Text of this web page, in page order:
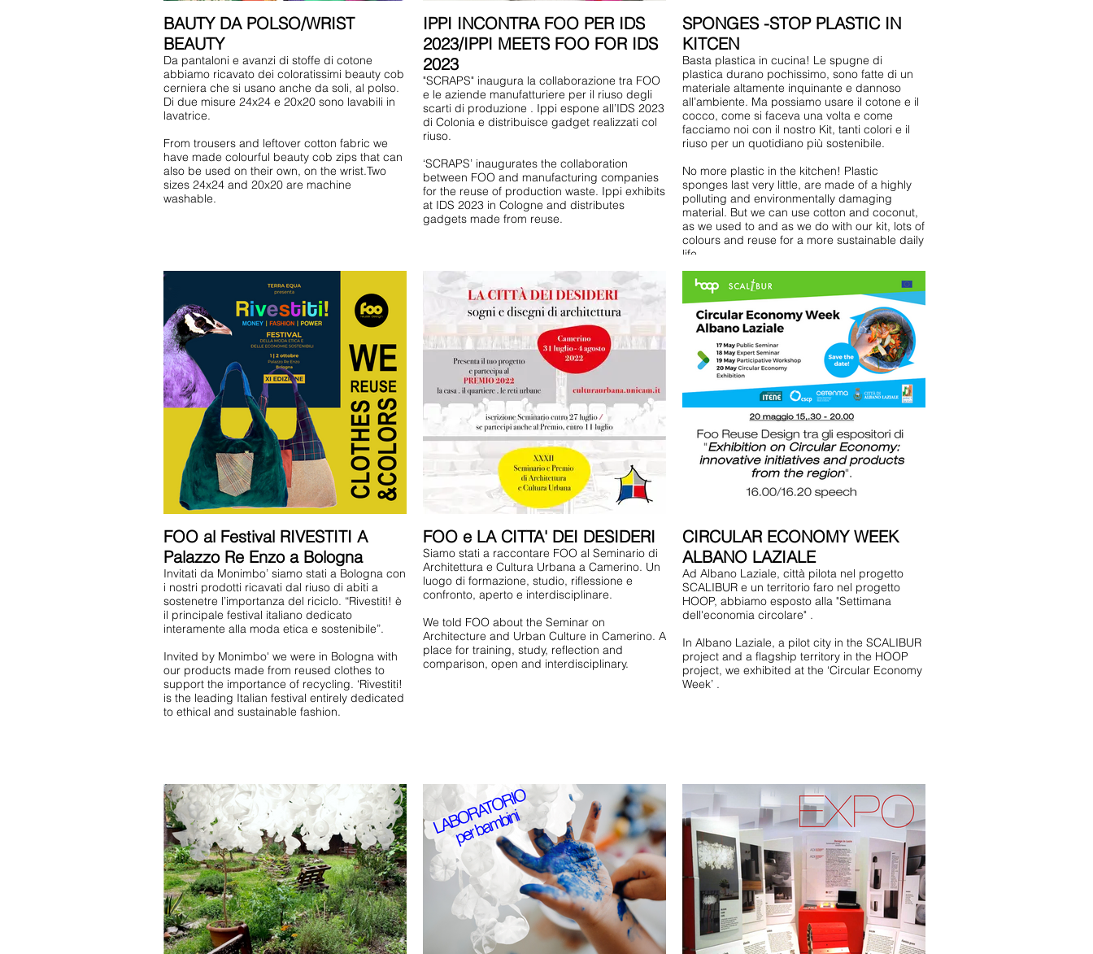
BAUTY DA POLSO/WRIST
BEAUTY
Da pantaloni e avanzi di stoffe di cotone
abbiamo ricavato dei coloratissimi beauty cob
cerniera che si usano anche da soli, al polso.
Di due misure 24x24 e 20x20 sono lavabili in
lavatrice.
From trousers and leftover cotton fabric we
have made colourful beauty cob zips that can
also be used on their own, on the wrist.Two
sizes 24x24 and 20x20 are machine
washable.
IPPI INCONTRA FOO PER IDS
2023/IPPI MEETS FOO FOR IDS
2023
"SCRAPS" inaugura la collaborazione tra FOO
e le aziende manufatturiere per il riuso degli
scarti di produzione . Ippi espone all’IDS 2023
di Colonia e distribuisce gadget realizzati col
riuso.
‘SCRAPS’ inaugurates the collaboration
between FOO and manufacturing companies
for the reuse of production waste. Ippi exhibits
at IDS 2023 in Cologne and distributes
gadgets made from reuse.
SPONGES -STOP PLASTIC IN
KITCEN
Basta plastica in cucina! Le spugne di
plastica durano pochissimo, sono fatte di un
materiale altamente inquinante e dannoso
all’ambiente. Ma possiamo usare il cotone e il
cocco, come si faceva una volta e come
facciamo noi con il nostro Kit, tanti colori e il
riuso per un quotidiano più sostenibile.
No more plastic in the kitchen! Plastic
sponges last very little, are made of a highly
polluting and environmentally damaging
material. But we can use cotton and coconut,
as we used to and as we do with our kit, lots of
colours and reuse for a more sustainable daily
life.
FOO al Festival RIVESTITI A
Palazzo Re Enzo a Bologna
Invitati da Monimbo’ siamo stati a Bologna con
i nostri prodotti ricavati dal riuso di abiti a
sostenetre l’importanza del riciclo. “Rivestiti! è
il principale festival italiano dedicato
interamente alla moda etica e sostenibile”.
Invited by Monimbo' we were in Bologna with
our products made from reused clothes to
support the importance of recycling. ‘Rivestiti!
is the leading Italian festival entirely dedicated
to ethical and sustainable fashion.
FOO e LA CITTA' DEI DESIDERI
Siamo stati a raccontare FOO al Seminario di
Architettura e Cultura Urbana a Camerino. Un
luogo di formazione, studio, riflessione e
confronto, aperto e interdisciplinare.
We told FOO about the Seminar on
Architecture and Urban Culture in Camerino. A
place for training, study, reflection and
comparison, open and interdisciplinary.
CIRCULAR ECONOMY WEEK
ALBANO LAZIALE
Ad Albano Laziale, città pilota nel progetto
SCALIBUR e un territorio faro nel progetto
HOOP, abbiamo esposto alla "Settimana
dell'economia circolare" .
In Albano Laziale, a pilot city in the SCALIBUR
project and a flagship territory in the HOOP
project, we exhibited at the ‘Circular Economy
Week’ .